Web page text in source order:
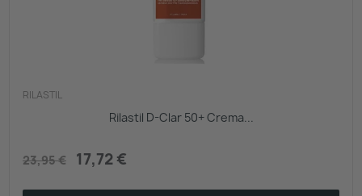
RILASTIL
Rilastil D-Clar 50+ Crema...
23,95 € 17,72 €